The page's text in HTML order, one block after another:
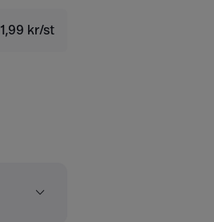
1,99 kr/st